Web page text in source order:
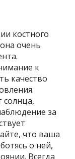
костного
очень
к
качество
солнца,
за
что ваша
о ней,
Всегда